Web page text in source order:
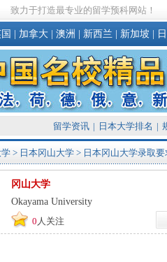
致力于打造最专业的留学预科网站！
加拿大 澳洲 新西兰 新加坡
留学资讯 | 日本大学排名 |
学 > 日本冈山大学 > 日本冈山大学录取要
冈山大学
Okayama University
0 人关注